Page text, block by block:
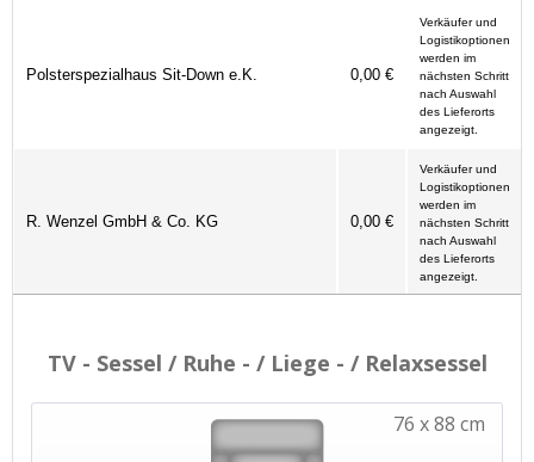
Polsterspezialhaus Sit-Down e.K. 0,00 €
Verkäufer und
Logistikoptionen
werden im
nächsten Schritt
nach Auswahl
des Lieferorts
angezeigt.
R. Wenzel GmbH & Co. KG 0,00 €
Verkäufer und
Logistikoptionen
werden im
nächsten Schritt
nach Auswahl
des Lieferorts
angezeigt.